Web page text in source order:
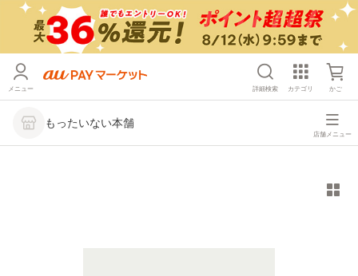
メニュー 詳細検索 カテゴリ かご
もったいない本舗
店舗メニュー